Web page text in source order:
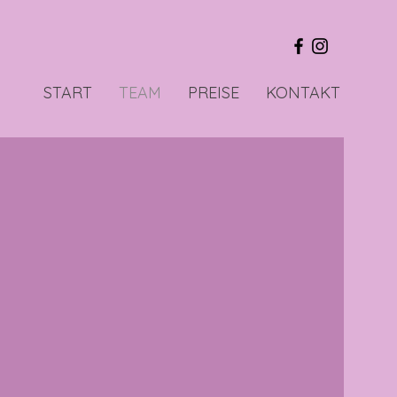
START TEAM PREISE KONTAKT